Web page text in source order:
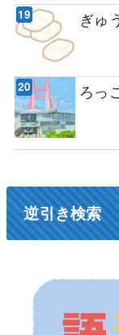
ぎゅ
ろっ
逆引き検索